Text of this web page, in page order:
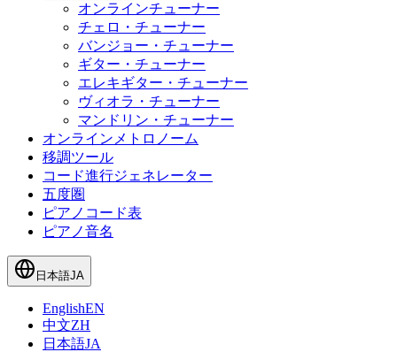
オンラインチューナー
チェロ・チューナー
バンジョー・チューナー
ギター・チューナー
エレキギター・チューナー
ヴィオラ・チューナー
マンドリン・チューナー
オンラインメトロノーム
移調ツール
コード進行ジェネレーター
五度圏
ピアノコード表
ピアノ音名
日本語JA
EnglishEN
中文ZH
日本語JA